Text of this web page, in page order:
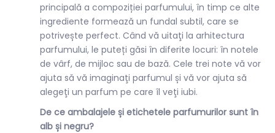
principală a compoziției parfumului, în timp ce alte
ingrediente formează un fundal subtil, care se
potrivește perfect. Când vă uitaţi la arhitectura
parfumului, le puteți găsi în diferite locuri: în notele
de vârf, de mijloc sau de bază. Cele trei note vă vor
ajuta să vă imaginaţi parfumul și vă vor ajuta să
alegeţi un parfum pe care îl veţi iubi.
De ce ambalajele și etichetele parfumurilor sunt în
alb și negru?